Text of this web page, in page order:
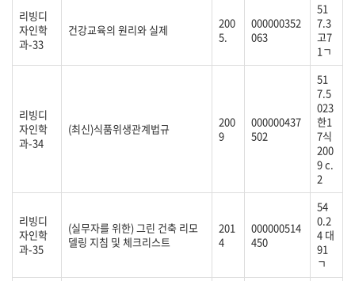
리빙디
자인학
과-33
건강교육의 원리와 실제
200
5.
000000352
063
51
7.3
고7
1ㄱ
리빙디
자인학
과-34
(최신)식품위생관계법규
200
9
000000437
502
51
7.5
023
한1
7식
200
9 c.
2
리빙디
자인학
과-35
(실무자를 위한) 그린 건축 리모
델링 지침 및 체크리스트
201
4
000000514
450
54
0.2
4 대
91
ㄱ